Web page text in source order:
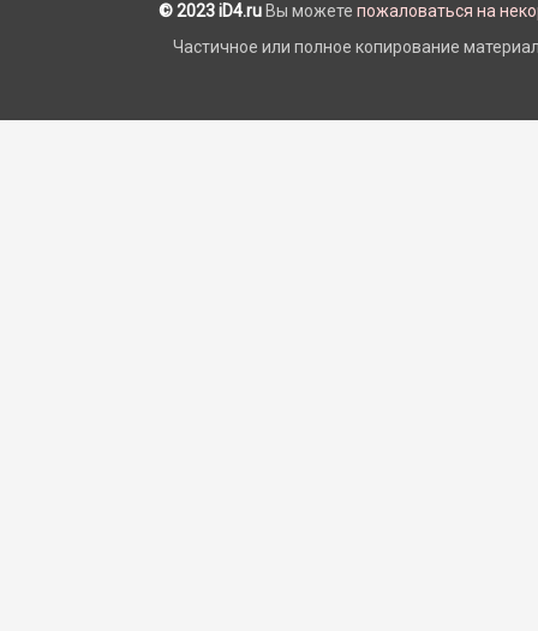
© 2023 iD4.ru Вы можете пожаловаться на
Частичное или полное копирование